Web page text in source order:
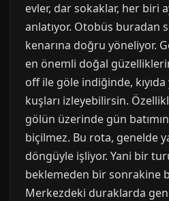
evler, dar sokaklar, her biri
anlatıyor. Otobüs buradan
kenarına doğru yöneliyor.
en önemli doğal
off ile göle indiğinde,
kuşları izleyebilirsin.
gölün üzerinde gün
biçilmez. Bu rota, genelde
döngüyle işliyor. Yani bir
beklemeden bir sonrakine
Merkezdeki duraklarda